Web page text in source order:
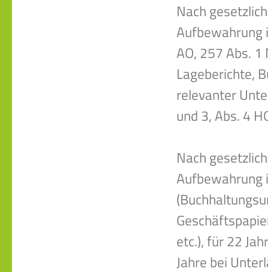
Nach
Aufbewahrung
AO, 257 Abs. 1
Lageberichte,
relevanter
und 3, Abs. 4
Nach
Aufbewahrung
etc.), für 22
Jahre bei